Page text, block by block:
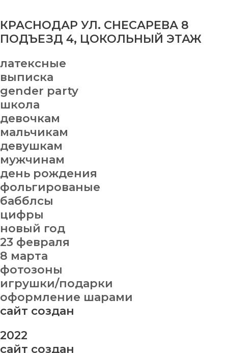
КРАСНОДАР УЛ. СНЕСАРЕВА 8
ПОДЪЕЗД 4, ЦОКОЛЬНЫЙ ЭТАЖ
латексные
выписка
gender party
школа
девочкам
мальчикам
девушкам
мужчинам
день рождения
фольгированые
бабблсы
цифры
новый год
23 февраля
8 марта
фотозоны
игрушки/подарки
оформление шарами
сайт создан
2022
сайт создан